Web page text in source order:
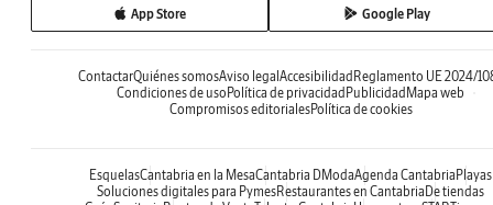
App Store Google Play
ContactarQuiénes somosAviso legal Accesibilidad Reglamento UE 2024/
Condiciones de uso Política de privacidad Publicidad Mapa web
Compromisos editorialesPolítica de cookies
EsquelasCantabria en la MesaCantabria DModaAgenda Cantabria Playas
Soluciones digitales para PymesRestaurantes en Cantabria De tiendas